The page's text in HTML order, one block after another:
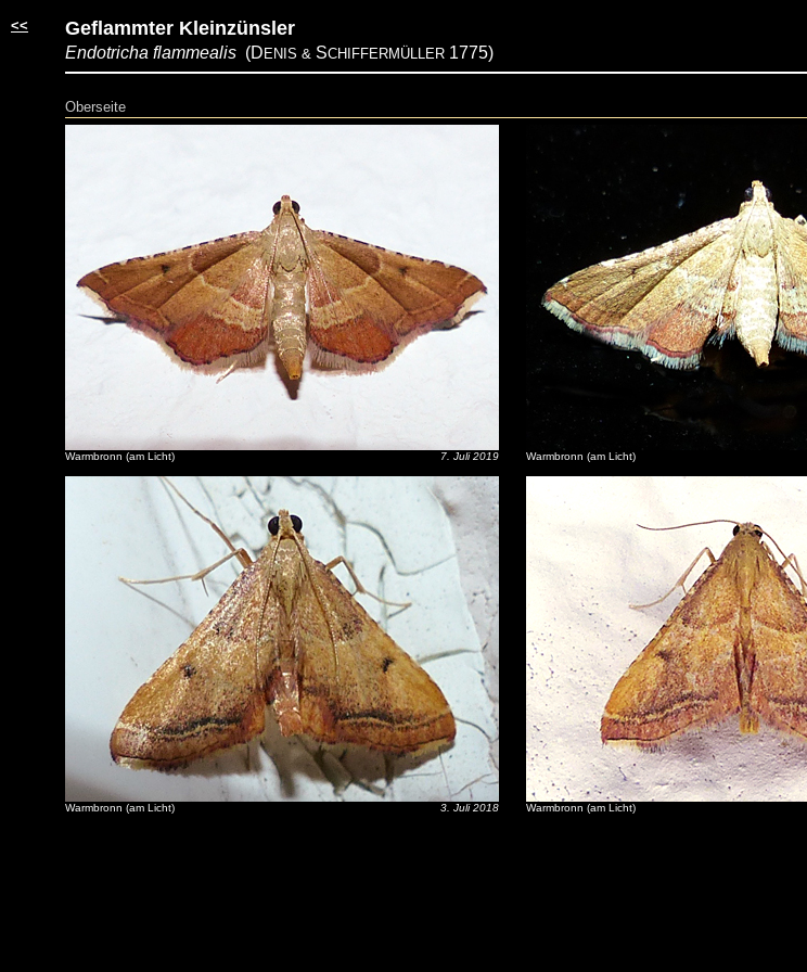
<< Geflammter Kleinzünsler
Endotricha flammealis (D ENIS & SCHIFFERMÜLLER 1775)
Oberseite
Warmbronn (am Licht) 7. Juli 2019
Warmbronn (am Licht) 3. Juli 2018
Warmbronn (am Licht)
Warmbronn (am Licht)